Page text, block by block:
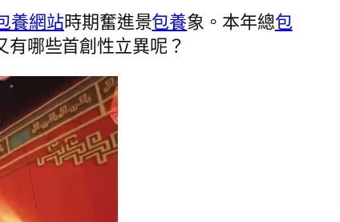
養網站時期奮進景包養象。本年總包
哪些首創性立異呢？